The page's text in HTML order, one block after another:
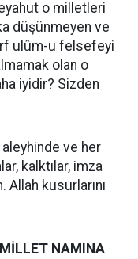
o milletleri
düşünmeyen ve
ulûm-u felsefeyi
olan o
iyidir? Sizden
ve her
kalktılar, imza
kusurlarını
NAMINA